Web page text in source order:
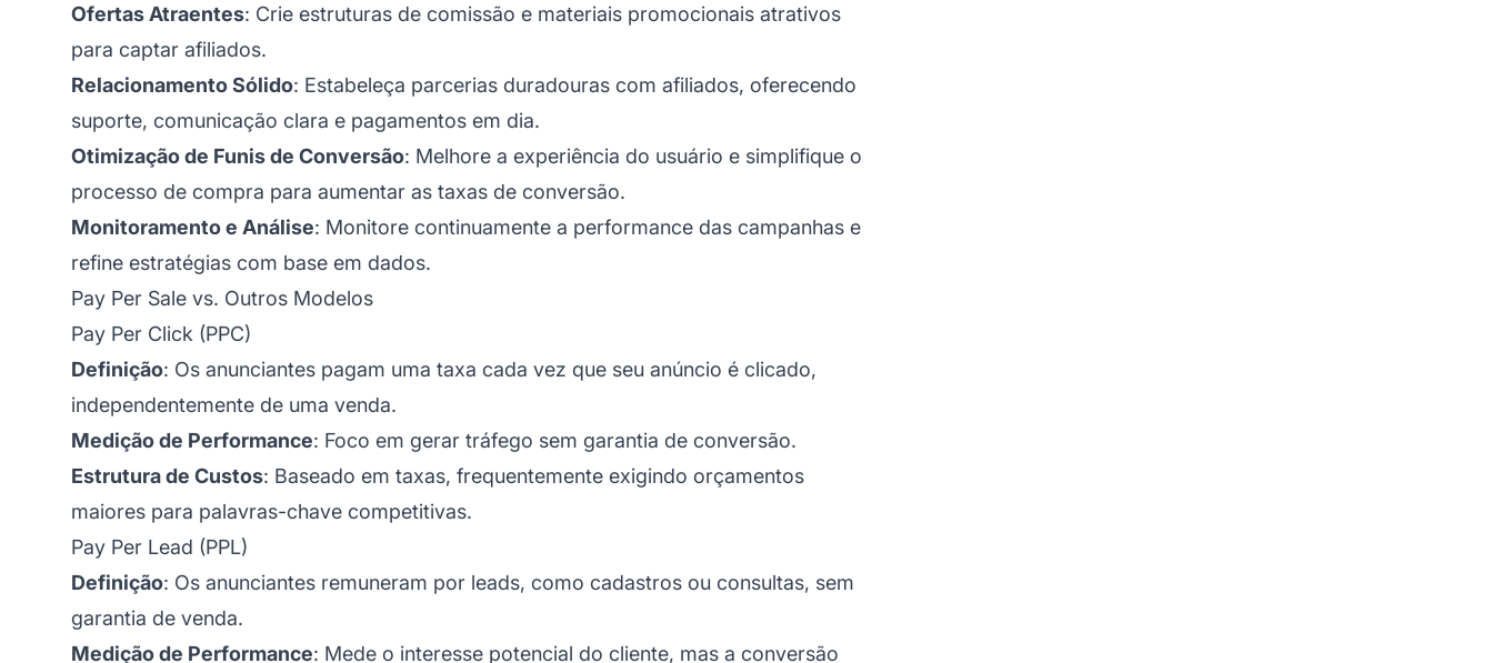
Ofertas Atraentes: Crie estruturas de comissão e materiais promocionais atrativos
para captar afiliados.
Relacionamento Sólido: Estabeleça parcerias duradouras com afiliados, oferecendo
suporte, comunicação clara e pagamentos em dia.
Otimização de Funis de Conversão: Melhore a experiência do usuário e simplifique o
processo de compra para aumentar as taxas de conversão.
Monitoramento e Análise: Monitore continuamente a performance das campanhas e
refine estratégias com base em dados.
Pay Per Sale vs. Outros Modelos
Pay Per Click (PPC)
Definição: Os anunciantes pagam uma taxa cada vez que seu anúncio é clicado,
independentemente de uma venda.
Medição de Performance: Foco em gerar tráfego sem garantia de conversão.
Estrutura de Custos: Baseado em taxas, frequentemente exigindo orçamentos
maiores para palavras-chave competitivas.
Pay Per Lead (PPL)
Definição: Os anunciantes remuneram por leads, como cadastros ou consultas, sem
garantia de venda.
Medição de Performance: Mede o interesse potencial do cliente, mas a conversão